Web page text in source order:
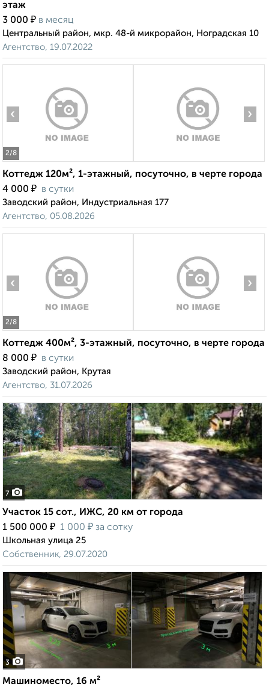
этаж
3 000 ₽ в месяц
Центральный район, мкр. 48-й микрорайон, Ноградская 10
Агентство, 19.07.2022
2/8
‹ ›
Коттедж 120м², 1-этажный, посуточно, в черте города
4 000 ₽ в сутки
Заводский район, Индустриальная 177
Агентство, 05.08.2026
2/8
‹ ›
Коттедж 400м², 3-этажный, посуточно, в черте города
8 000 ₽ в сутки
Заводский район, Крутая
Агентство, 31.07.2026
7
Участок 15 сот., ИЖС, 20 км от города
1 500 000 ₽ 1 000 ₽ за сотку
Школьная улица 25
Собственник, 29.07.2020
3
Машиноместо, 16 м²